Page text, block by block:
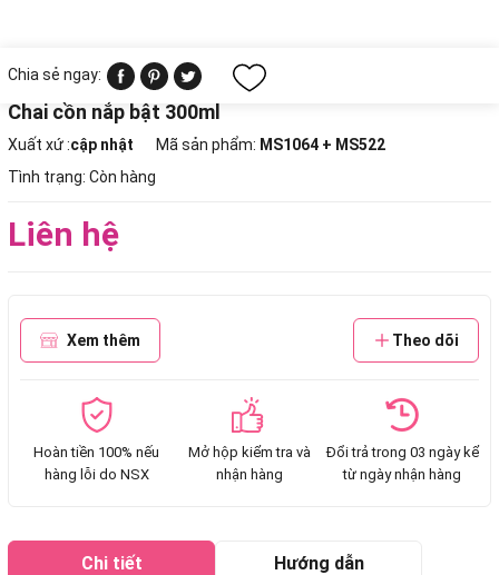
Chia sẻ ngay:
Chai cồn nắp bật 300ml
Xuất xứ :cập nhật Mã sản phẩm: MS1064 + MS522
Tình trạng: Còn hàng
Liên hệ
Xem thêm Theo dõi
Hoàn tiền 100% nếu
hàng lỗi do NSX
Mở hộp kiểm tra và
nhận hàng
Đổi trả trong 03 ngày kể
từ ngày nhận hàng
Chi tiết Hướng dẫn